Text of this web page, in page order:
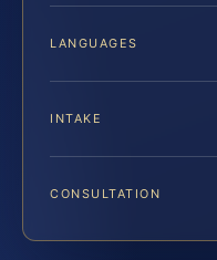
LANGUAGES
INTAKE
CONSULTATION